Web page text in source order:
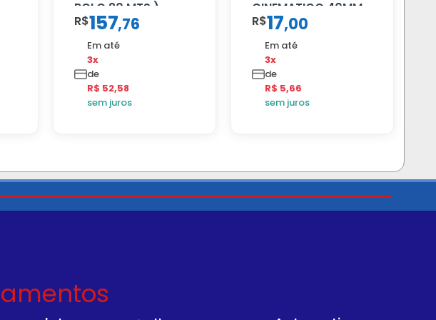
ROLO 20 MTS )
R$157,76
Em até
3x
de
R$ 52,58
sem juros
CINEMATICO 40MM
R$17,00
Em até
3x
de
R$ 5,66
sem juros